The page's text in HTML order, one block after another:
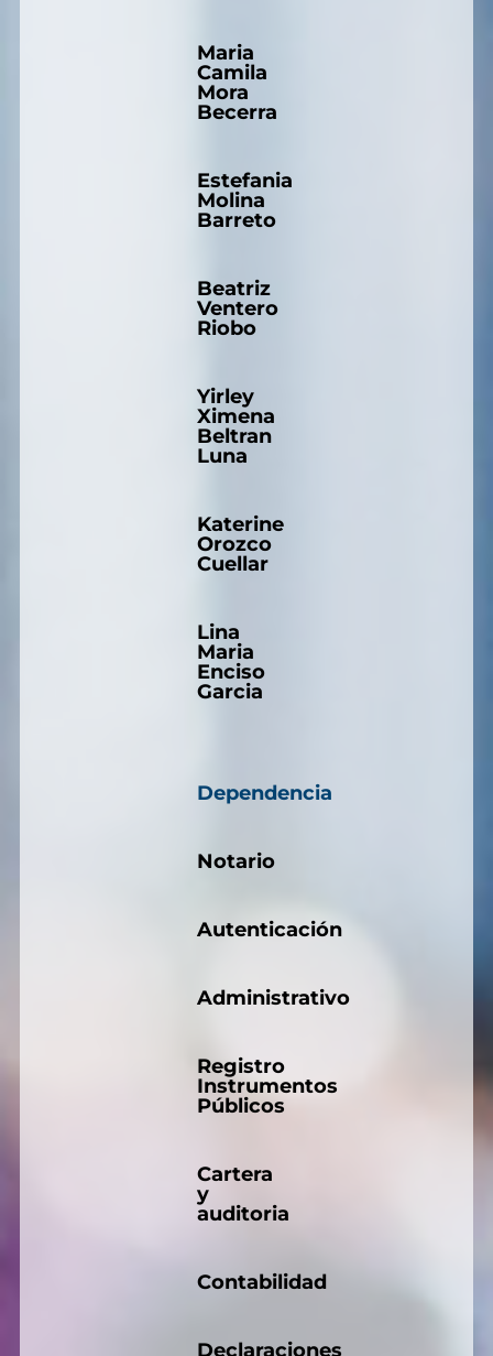
Maria
Camila
Mora
Becerra
Estefania
Molina
Barreto
Beatriz
Ventero
Riobo
Yirley
Ximena
Beltran
Luna
Katerine
Orozco
Cuellar
Lina
Maria
Enciso
Garcia
Dependencia
Notario
Autenticación
Administrativo
Registro
Instrumentos
Públicos
Cartera
y
auditoria
Contabilidad
Declaraciones